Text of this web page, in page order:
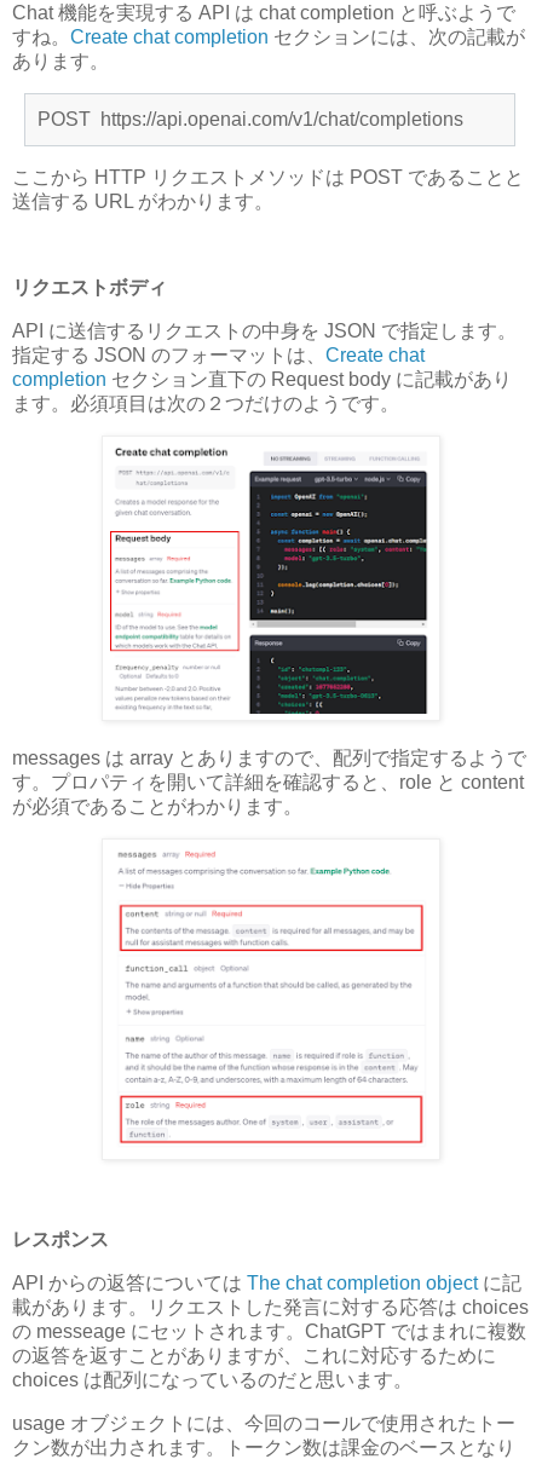
Chat 機能を実現する API は chat completion と呼ぶようで
すね。 Create chat completion セクションには、次の記載が
あります。
POST https://api.openai.com/v1/chat/completions
ここから HTTP リクエストメソッドは POST であることと
送信する URL がわかります。
リクエストボディ
API に送信するリクエストの中身を JSON で指定します。
指定する JSON のフォーマットは、 Create chat
completion セクション直下の Request body に記載があり
ます。必須項目は次の２つだけのようです。
messages は array とありますので、配列で指定するようで
す。プロパティを開いて詳細を確認すると、role と content
が必須であることがわかります。
レスポンス
API からの返答については The chat completion objectに記
載があります。リクエストした発言に対する応答は choices
の messeage にセットされます。ChatGPT ではまれに複数
の返答を返すことがありますが、これに対応するために
choices は配列になっているのだと思います。
usage オブジェクトには、今回のコールで使用されたトー
クン数が出力されます。トークン数は課金のベースとなり